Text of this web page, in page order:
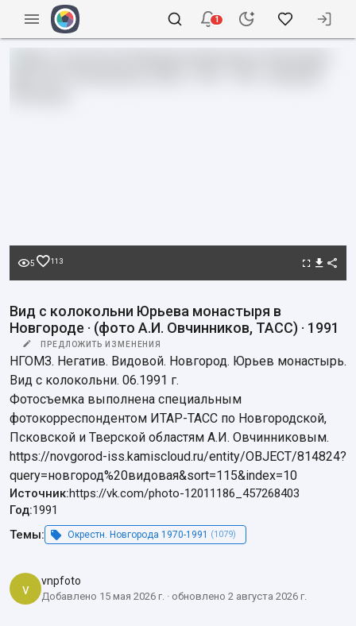
1
5 113
Вид с колокольни Юрьева монастыря в
Новгороде · (фото А.И. Овчинников, ТАСС) · 1991
ПРЕДЛОЖИТЬ ИЗМЕНЕНИЯ
НГОМЗ. Негатив. Видовой. Новгород. Юрьев монастырь.
Вид с колокольни. 06.1991 г.
Фотосъемка выполнена специальным
фотокорреспондентом ИТАР-ТАСС по Новгородской,
Псковской и Тверской областям А.И. Овчинниковым.
https://novgorod-iss.kamiscloud.ru/entity/OBJECT/814824?
query=новгород%20видовая&sort=115&index=10
Источник:https://vk.com/photo-12011186_457268403
Год:1991
Темы:
Окрестн. Новгорода 1970-1991 (1079)
v vnpfoto
Добавлено 15 мая 2026 г. · обновлено 2 августа 2026 г.